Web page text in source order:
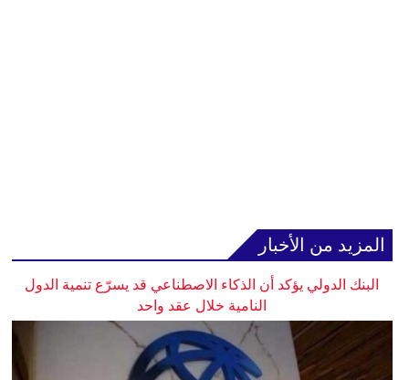
المزيد من الأخبار
البنك الدولي يؤكد أن الذكاء الاصطناعي قد يسرّع تنمية الدول
النامية خلال عقد واحد